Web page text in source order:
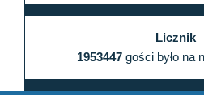
Licznik
1953447gości było na